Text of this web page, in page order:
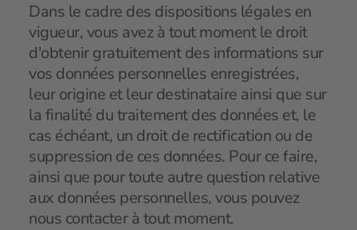
Dans le cadre des dispositions légales en
vigueur, vous avez à tout moment le droit
d'obtenir gratuitement des informations sur
vos données personnelles enregistrées,
leur origine et leur destinataire ainsi que sur
la finalité du traitement des données et, le
cas échéant, un droit de rectification ou de
suppression de ces données. Pour ce faire,
ainsi que pour toute autre question relative
aux données personnelles, vous pouvez
nous contacter à tout moment.